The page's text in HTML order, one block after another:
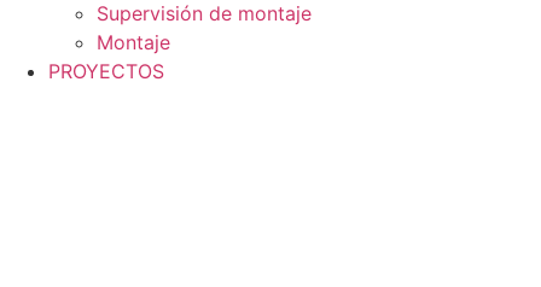
Supervisión de montaje
Montaje
PROYECTOS